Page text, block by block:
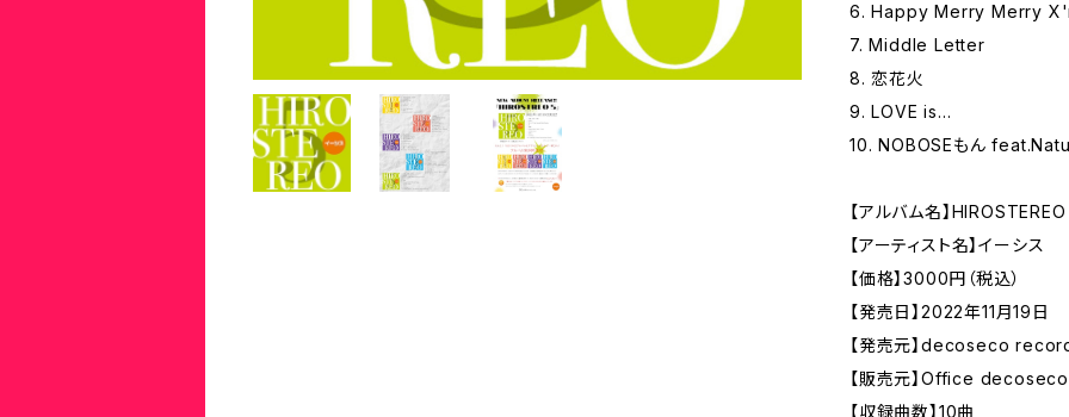
6. Happy Merry Merry
7. Middle Letter
8. 恋花火
9. LOVE is...
10. NOBOSEもん
【アルバム名】
【アーティスト名】イーシス
【価格】3000円（税込）
【発売日】2022年11月19日
【発売元】decoseco
【販売元】Office decoseco
【収録曲数】10曲